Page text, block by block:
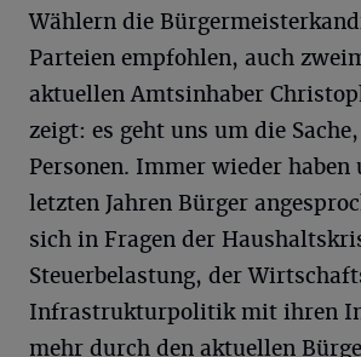
Wählern die
Parteien empfohlen, auch
aktuellen Amtsinhaber
zeigt: es geht uns um die
Personen. Immer wieder haben
letzten Jahren Bürger
sich in Fragen der
Steuerbelastung, der
Infrastrukturpolitik mit ihren
mehr durch den aktuellen